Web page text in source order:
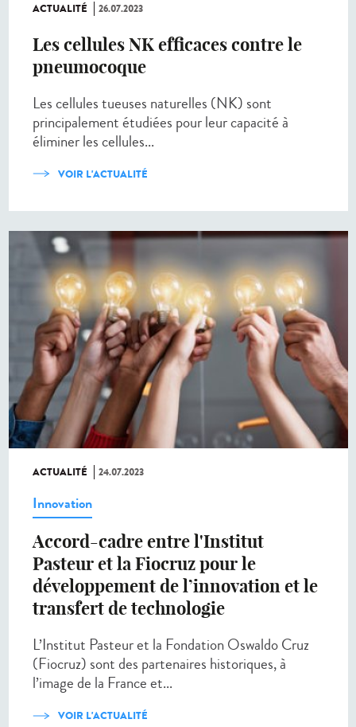
ACTUALITÉ 26.07.2023
Les cellules NK efficaces contre le
pneumocoque
Les cellules tueuses naturelles (NK) sont
principalement étudiées pour leur capacité à
éliminer les cellules...
VOIR L'ACTUALITÉ
ACTUALITÉ 24.07.2023
Innovation
Accord-cadre entre l'Institut
Pasteur et la Fiocruz pour le
développement de l’innovation et le
transfert de technologie
L’Institut Pasteur et la Fondation Oswaldo Cruz
(Fiocruz) sont des partenaires historiques, à
l’image de la France et...
VOIR L'ACTUALITÉ